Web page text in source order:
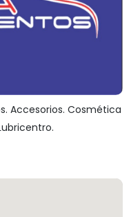
Accesorios. Cosmética